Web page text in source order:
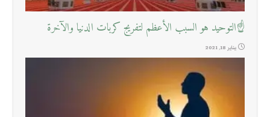
☝التوحيد هو السبب الأعظم لتفريج كربات الدنيا والآخرة
يناير 18, 2021